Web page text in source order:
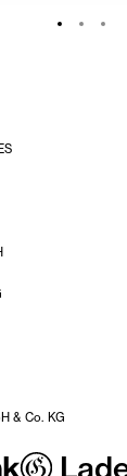
& Co. KG